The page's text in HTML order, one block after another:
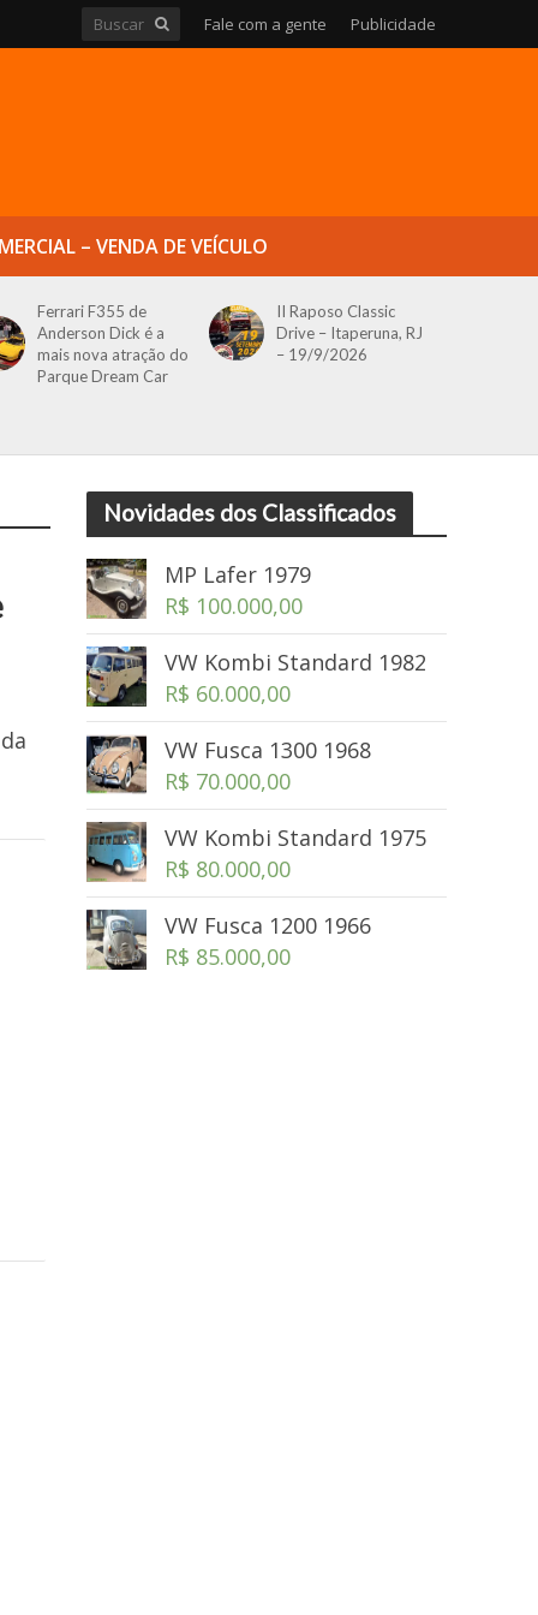
Fale com a gente Publicidade
– VENDA DE VEÍCULO
Ferrari F355 de
Anderson Dick é a
mais nova atração do
Parque Dream Car
II Raposo Classic
Drive – Itaperuna, RJ
– 19/9/2026
Novidades dos Classificados
MP Lafer 1979
R$ 100.000,00
VW Kombi Standard 1982
R$ 60.000,00
VW Fusca 1300 1968
R$ 70.000,00
VW Kombi Standard 1975
R$ 80.000,00
VW Fusca 1200 1966
R$ 85.000,00